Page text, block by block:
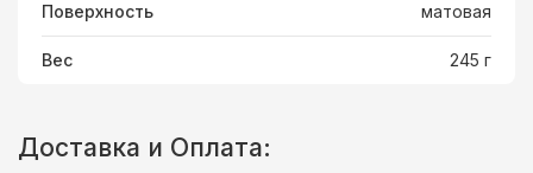
Поверхность матовая
Вес 245 г
Доставка и Оплата: